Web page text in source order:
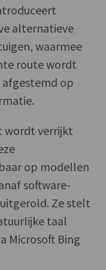
alternatieve
waarmee
route wordt
op
wordt verrijkt
op modellen
software-
Ze stelt
taal
Microsoft Bing